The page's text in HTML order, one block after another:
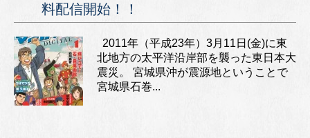
料配信開始！！
2011年（平成23年）3月11日(金)に東
北地方の太平洋沿岸部を襲った東日本大
震災。 宮城県沖が震源地ということで
宮城県石巻...